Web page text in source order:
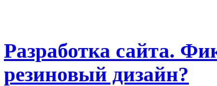
Разработка сайта.
резиновый дизайн?